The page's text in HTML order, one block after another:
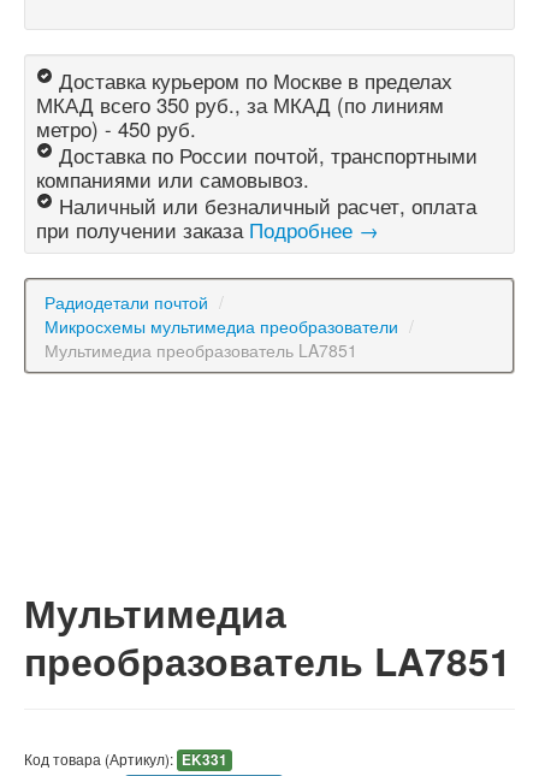
Доставка курьером по Москве в пределах
МКАД всего 350 руб., за МКАД (по линиям
метро) - 450 руб.
Доставка по России почтой, транспортными
компаниями или самовывоз.
Наличный или безналичный расчет, оплата
при получении заказа Подробнее →
Радиодетали почтой /
Микросхемы мультимедиа преобразователи /
Мультимедиа преобразователь LA7851
Мультимедиа
преобразователь LA7851
Код товара (Артикул): EK331